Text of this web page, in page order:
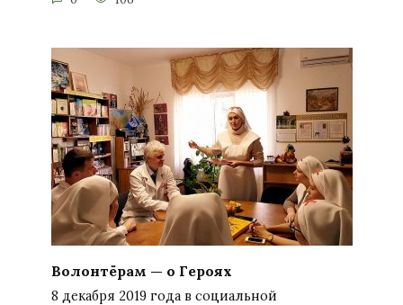
Волонтёрам — о Героях
8 декабря 2019 года в социальной